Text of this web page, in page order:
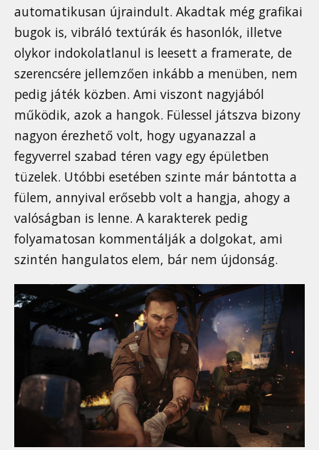
automatikusan újraindult. Akadtak még grafikai
bugok is, vibráló textúrák és hasonlók, illetve
olykor indokolatlanul is leesett a framerate, de
szerencsére jellemzően inkább a menüben, nem
pedig játék közben. Ami viszont nagyjából
működik, azok a hangok. Fülessel játszva bizony
nagyon érezhető volt, hogy ugyanazzal a
fegyverrel szabad téren vagy egy épületben
tüzelek. Utóbbi esetében szinte már bántotta a
fülem, annyival erősebb volt a hangja, ahogy a
valóságban is lenne. A karakterek pedig
folyamatosan kommentálják a dolgokat, ami
szintén hangulatos elem, bár nem újdonság.